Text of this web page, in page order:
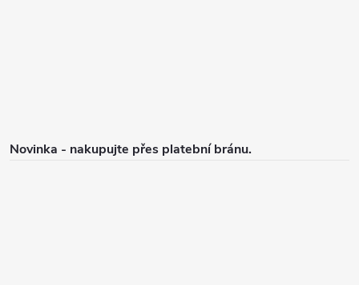
Novinka - nakupujte přes platební bránu.